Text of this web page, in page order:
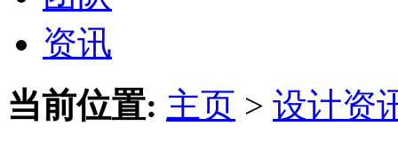
资讯
当前位置: 主页 > 设计资